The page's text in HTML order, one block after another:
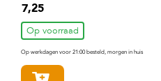
7,25
Op voorraad
Op werkdagen voor 21:00 besteld, morgen in huis